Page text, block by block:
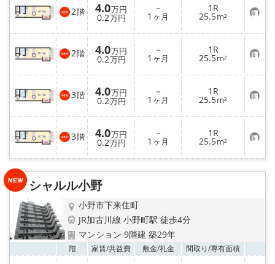
2階 4.0万円
0.2万円
－
1 ヶ月
1R
25.5m² お
気
に
入
り
登
録
2階 4.0万円
0.2万円
－
1 ヶ月
1R
25.5m² お
気
に
入
り
登
録
3階 4.0万円
0.2万円
－
1 ヶ月
1R
25.5m² お
気
に
入
り
登
録
3階 4.0万円
0.2万円
－
1 ヶ月
1R
25.5m² お
気
に
り
シャルル小野
小野市下来住町
JR加古川線 小野町駅 徒歩4分
マンション 9階建 築29年
階 家賃/共益費 敷金/礼金 間取り/専有面積